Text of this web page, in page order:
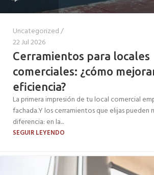
Uncategorized
22 Jul 2026
Cerramientos para locales
comerciales: ¿cómo
eficiencia?
La primera impresión de tu local comercial
fachada.Y los cerramientos que elijas pueden
diferencia: en la...
SEGUIR LEYENDO